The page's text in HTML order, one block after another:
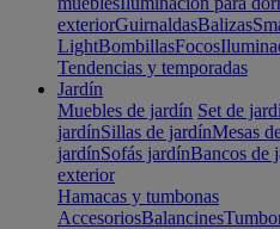
exteriorGuirnaldasBalizas
LightBombillasFocos
Tendencias y temporadas
Jardín
Muebles de jardín Set de
jardínSillas de jardínMesas
jardínSofás jardínBancos de
exterior
Hamacas y tumbonas
AccesoriosBalancines